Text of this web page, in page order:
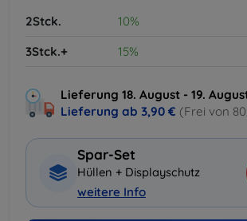
2Stck.
10%
3Stck.+
15%
Lieferung 18. August - 19.
Lieferung ab 3,90 € (Frei von
Spar-Set
Hüllen + Displayschutz
weitere Info